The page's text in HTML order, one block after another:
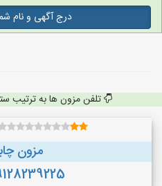
درج آگهی و نام
تلفن مزون ها به ترتیب
مزون